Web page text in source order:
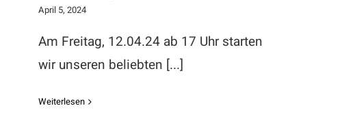
April 5, 2024
Am Freitag, 12.04.24 ab 17 Uhr starten
wir unseren beliebten [...]
Weiterlesen